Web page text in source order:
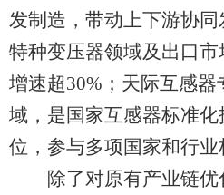
发制造，带动上下游协
特种变压器领域及出口
增速超30%；天际互感
域，是国家互感器标准
位，参与多项国家和行业
除了对原有产业链优